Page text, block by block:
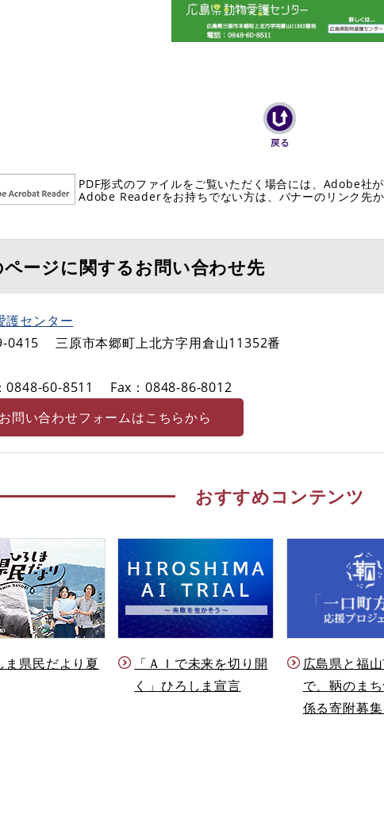
PDF形式のファイルをご覧いただく場合には、Adobe社
Adobe Readerをお持ちでない方は、バナーのリンク先
ページに関するお問い合わせ先
護センター
0415
三原市本郷町上北方字用倉山11352番
0848-60-8511
Fax：0848-86-8012
お問い合わせフォームはこちらから
おすすめコンテンツ
ま県民だより夏
「ＡＩで未来を切り開
く」ひろしま宣言
広島県と福
で、鞆のま
係る寄附募